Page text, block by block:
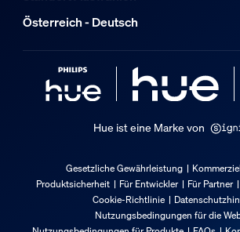
Nutzlebensdauer
Anzahl der Schaltzyklen
50.000
Nennlebensdauer
-20 bis +45 °C
Zusatzfunktion/
Österreich - Deutsch
Hue ist eine Marke von
Gesetzliche Gewährleistung
Produktsicherheit
Für Entwickler Für Partner
Cookie-Richtlinie
Nutzungsbedingungen für die